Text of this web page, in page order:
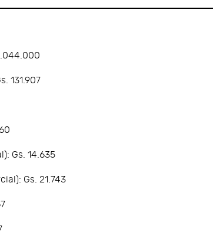
131.907
Gs. 14.635
Gs. 21.743